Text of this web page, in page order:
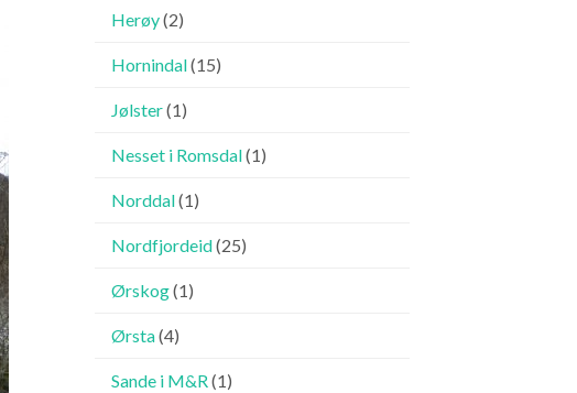
Herøy(2)
Hornindal(15)
Jølster(1)
Nesset i Romsdal(1)
Norddal(1)
Nordfjordeid(25)
Ørskog(1)
Ørsta(4)
Sande i M&R(1)